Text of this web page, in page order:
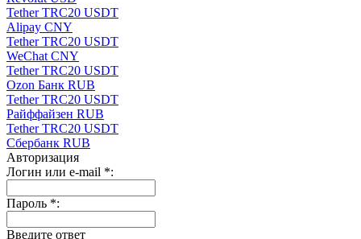
Tether TRC20 USDT
Alipay CNY
Tether TRC20 USDT
WeChat CNY
Tether TRC20 USDT
Ozon Банк RUB
Tether TRC20 USDT
Райффайзен RUB
Tether TRC20 USDT
Сбербанк RUB
Авторизация
Логин или e-mail *:
Пароль *:
Введите ответ